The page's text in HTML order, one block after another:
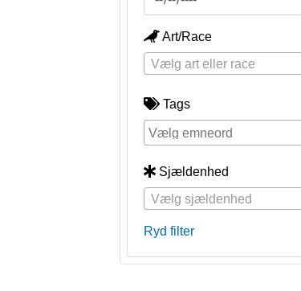
Art/Race
Vælg art eller race
Tags
Sjældenhed
Vælg sjældenhed
Ryd filter